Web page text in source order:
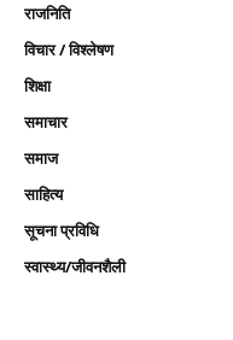
राजनिति
विचार / विश्लेषण
शिक्षा
समाचार
समाज
साहित्य
सूचना प्रविधि
स्वास्थ्य/जीवनशैली